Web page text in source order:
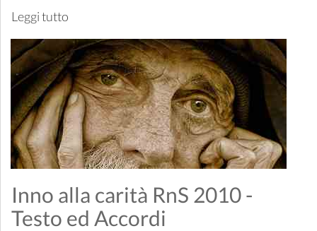
Leggi tutto
Inno alla carità RnS 2010 -
Testo ed Accordi